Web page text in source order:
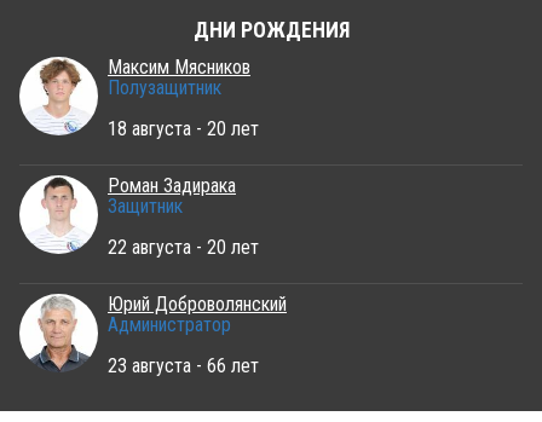
ДНИ РОЖДЕНИЯ
Максим Мясников
Полузащитник
18 августа - 20 лет
Роман Задирака
Защитник
22 августа - 20 лет
Юрий Доброволянский
Администратор
23 августа - 66 лет